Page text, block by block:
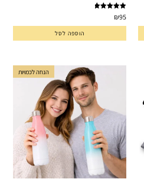
דורג5.00₪95
הוספה לסל
הנחה לכמויות